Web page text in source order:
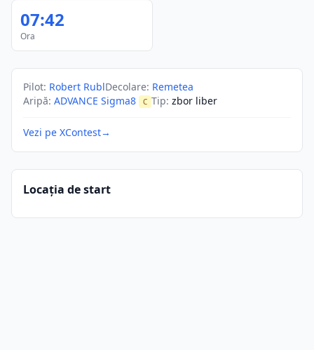
07:42
Ora
Pilot: Robert RublDecolare: Remetea
Aripă: ADVANCE Sigma8 C Tip: zbor liber
Vezi pe XContest→
Locația de start